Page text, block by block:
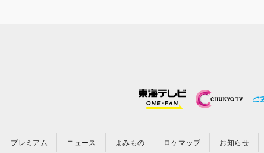
プレミアム ニュース よみもの ロケマップ お知らせ